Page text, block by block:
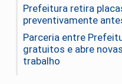
Prefeitura retira
preventivamente
Parceria entre
gratuitos e abre
trabalho